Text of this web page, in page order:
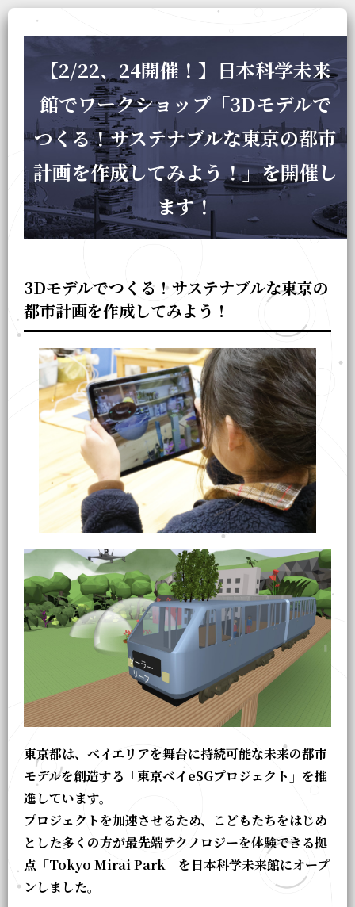
【2/22、24開催！】日本科学未来
館でワークショップ「3Dモデルで
つくる！サステナブルな東京の都市
計画を作成してみよう！」を開催し
ます！
3Dモデルでつくる！サステナブルな東京の
都市計画を作成してみよう！
東京都は、ベイエリアを舞台に持続可能な未来の都市
モデルを創造する「東京ベイeSGプロジェクト」を推
進しています。
プロジェクトを加速させるため、こどもたちをはじめ
とした多くの方が最先端テクノロジーを体験できる拠
点「Tokyo Mirai Park」を日本科学未来館にオープ
ンしました。